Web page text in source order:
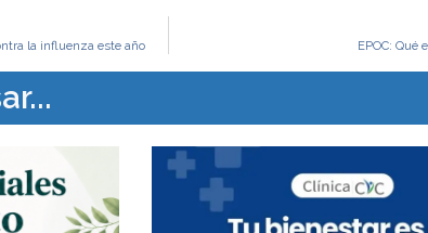
la influenza este año EPOC: Qué